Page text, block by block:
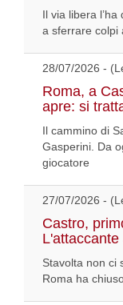
Il via libera
a sferrare colpi
28/07/2026 -
Roma, a
apre: si
Il cammino di
Gasperini. Da
giocatore
27/07/2026 -
Castro,
Stavolta non ci
Roma ha